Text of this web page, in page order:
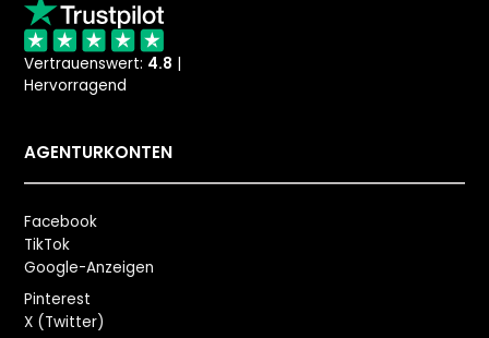
Vertrauenswert: 4.8 |
Hervorragend
AGENTURKONTEN
Facebook
TikTok
Google-Anzeigen
Pinterest
X (Twitter)